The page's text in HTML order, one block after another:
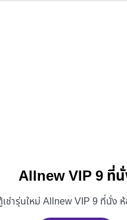
Allnew VIP 9 ที่
ช่ารุ่นใหม่ Allnew VIP 9 ที่นั่ง